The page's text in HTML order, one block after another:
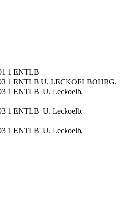
1 ENTLB.
1 ENTLB.U. LECKOELBOHRG.
1 ENTLB. U. Leckoelb.
1 ENTLB. U. Leckoelb.
1 ENTLB. U. Leckoelb.